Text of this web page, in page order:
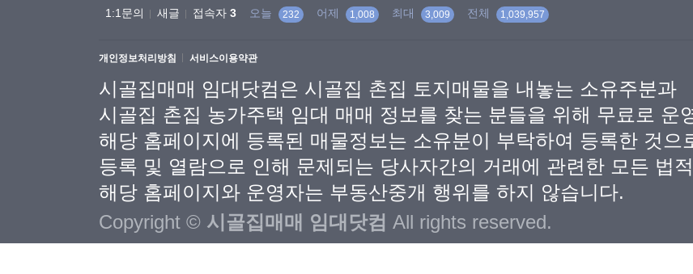
1:1문의 새글 접속자 3 오늘 232 어제 1,008 최대 3,009 전체 1,039,957
개인정보처리방침 서비스이용약관
시골집매매 임대닷컴은 시골집 촌집 토지매물을 내놓는 소유주분과
시골집 촌집 농가주택 임대 매매 정보를 찾는 분들을 위해 무료로 운
해당 홈페이지에 등록된 매물정보는 소유분이 부탁하여 등록한 것으
등록 및 열람으로 인해 문제되는 당사자간의 거래에 관련한 모든 법
해당 홈페이지와 운영자는 부동산중개 행위를 하지 않습니다.
Copyright © 시골집매매 임대닷컴 All rights reserved.